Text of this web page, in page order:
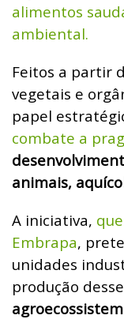
alimentos
ambiental.
Feitos a partir
vegetais e
papel
combate a
animais,
A iniciativa,
Embrapa,
unidades
produção